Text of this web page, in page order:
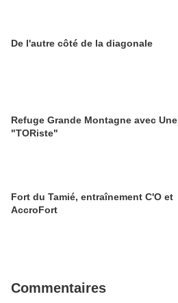
De l'autre côté de la diagonale
Refuge Grande Montagne avec Une
"TORiste"
Fort du Tamié, entraînement C'O et
AccroFort
Commentaires